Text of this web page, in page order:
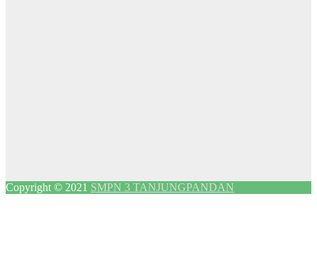
Copyright © 2021 SMPN 3 TANJUNGPANDAN